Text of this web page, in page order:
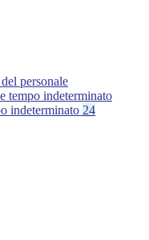
personale
tempo indeterminato
indeterminato 24